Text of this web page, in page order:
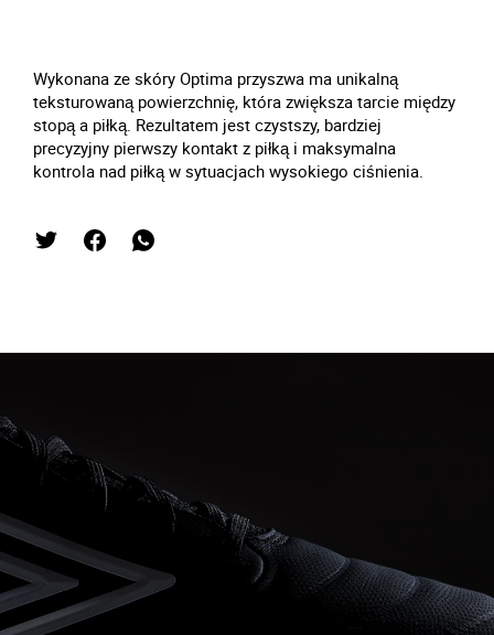
Wykonana ze skóry Optima przyszwa ma unikalną
teksturowaną powierzchnię, która zwiększa tarcie między
stopą a piłką. Rezultatem jest czystszy, bardziej
precyzyjny pierwszy kontakt z piłką i maksymalna
kontrola nad piłką w sytuacjach wysokiego ciśnienia.